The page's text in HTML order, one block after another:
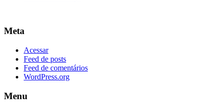
Meta
Acessar
Feed de posts
Feed de comentários
WordPress.org
Menu